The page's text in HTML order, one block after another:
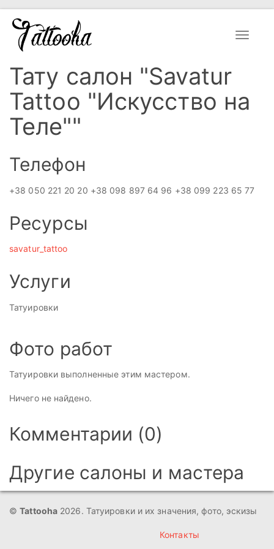
Toggle
Тату салон "Savatur
Tattoo "Искусство на
Теле""
Телефон
+38 050 221 20 20 +38 098 897 64 96 +38 099 223 65 77
Ресурсы
savatur_tattoo
Услуги
Татуировки
Фото работ
Татуировки выполненные этим мастером.
Ничего не найдено.
Комментарии (0)
Другие салоны и мастера
©Tattooha 2026. Татуировки и их значения, фото, эскизы
Контакты